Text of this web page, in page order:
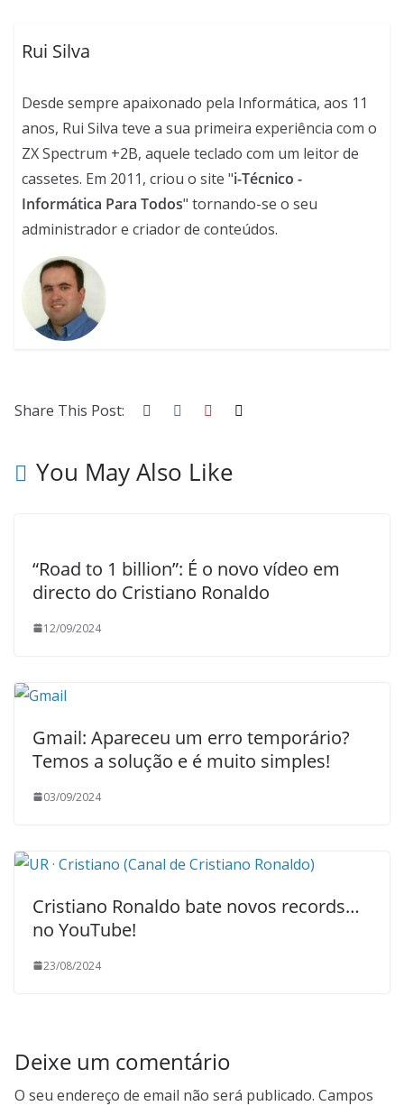
Rui Silva
Desde sempre apaixonado pela Informática, aos 11
anos, Rui Silva teve a sua primeira experiência com o
ZX Spectrum +2B, aquele teclado com um leitor de
cassetes. Em 2011, criou o site "i-Técnico -
Informática Para Todos" tornando-se o seu
administrador e criador de conteúdos.
Share This Post:
You May Also Like
“Road to 1 billion”: É o novo vídeo em
directo do Cristiano Ronaldo
12/09/2024
Gmail: Apareceu um erro temporário?
Temos a solução e é muito simples!
03/09/2024
Cristiano Ronaldo bate novos records…
no YouTube!
23/08/2024
Deixe um comentário
O seu endereço de email não será publicado. Campos